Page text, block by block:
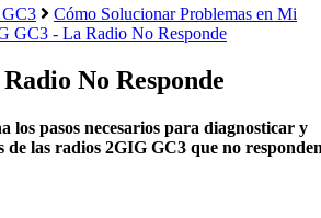
Cómo Solucionar Problemas en Mi
GC3 - La Radio No Responde
No Responde
los pasos necesarios para diagnosticar y
de las radios 2GIG GC3 que no